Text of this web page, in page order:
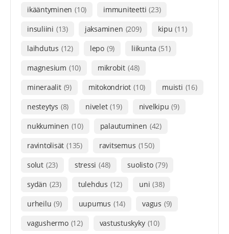
ikääntyminen (10) immuniteetti (23)
insuliini (13) jaksaminen (209) kipu (11)
laihdutus (12) lepo (9) liikunta (51)
magnesium (10) mikrobit (48)
mineraalit (9) mitokondriot (10) muisti (16)
nesteytys (8) nivelet (19) nivelkipu (9)
nukkuminen (10) palautuminen (42)
ravintolisät (135) ravitsemus (150)
solut (23) stressi (48) suolisto (79)
sydän (23) tulehdus (12) uni (38)
urheilu (9) uupumus (14) vagus (9)
vagushermo (12) vastustuskyky (10)